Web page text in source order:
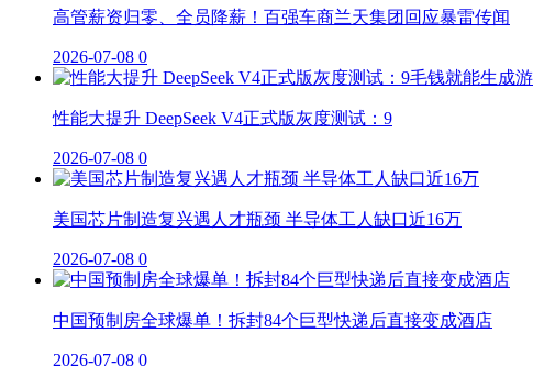
高管薪资归零、全员降薪！百强车商兰天集团回应暴雷传闻
2026-07-08 0
性能大提升 DeepSeek V4正式版灰度测试：9
2026-07-08 0
美国芯片制造复兴遇人才瓶颈 半导体工人缺口近16万
2026-07-08 0
中国预制房全球爆单！拆封84个巨型快递后直接变成酒店
2026-07-08 0